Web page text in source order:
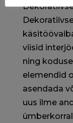
viisid
ning
elemendid
asendada
uus ilme